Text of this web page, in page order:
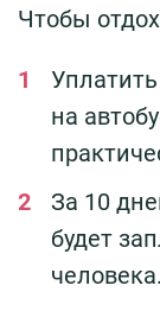
Чтобы
на
За 10
будет
человека.